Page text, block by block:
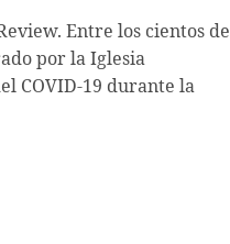
Entre los cientos de
por la Iglesia
COVID-19 durante la